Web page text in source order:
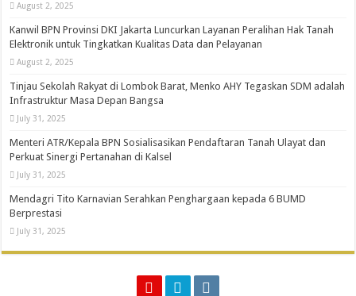
August 2, 2025
Kanwil BPN Provinsi DKI Jakarta Luncurkan Layanan Peralihan Hak Tanah
Elektronik untuk Tingkatkan Kualitas Data dan Pelayanan
August 2, 2025
Tinjau Sekolah Rakyat di Lombok Barat, Menko AHY Tegaskan SDM adalah
Infrastruktur Masa Depan Bangsa
July 31, 2025
Menteri ATR/Kepala BPN Sosialisasikan Pendaftaran Tanah Ulayat dan
Perkuat Sinergi Pertanahan di Kalsel
July 31, 2025
Mendagri Tito Karnavian Serahkan Penghargaan kepada 6 BUMD
Berprestasi
July 31, 2025